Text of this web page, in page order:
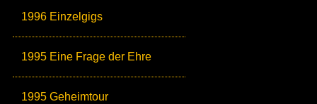
1996 Einzelgigs
1995 Eine Frage der Ehre
1995 Geheimtour